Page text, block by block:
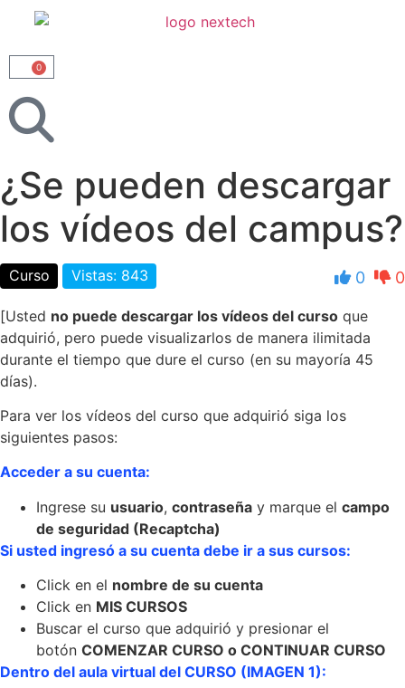
0
¿Se pueden descargar
los vídeos del campus?
Curso Vistas: 843 0 0
[Usted no puede descargar los vídeos del curso que
adquirió, pero puede visualizarlos de manera ilimitada
durante el tiempo que dure el curso (en su mayoría 45
días).
Para ver los vídeos del curso que adquirió siga los
siguientes pasos:
Acceder a su cuenta:
Ingrese su usuario, contraseña y marque el campo
de seguridad (Recaptcha)
Si usted ingresó a su cuenta debe ir a sus cursos:
Click en el nombre de su cuenta
Click en MIS CURSOS
Buscar el curso que adquirió y presionar el
botón COMENZAR CURSO o CONTINUAR CURSO
Dentro del aula virtual del CURSO (IMAGEN 1):